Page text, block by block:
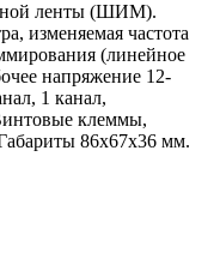
ленты (ШИМ).
изменяемая частота
(линейное
напряжение 12-
1 канал,
клеммы,
86x67x36 мм.